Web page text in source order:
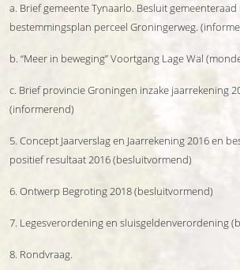
a. Brief gemeente Tynaarlo. Besluit
bestemmingsplan perceel Groningerweg.
b. “Meer in beweging” Voortgang Lage Wal
c. Brief provincie Groningen inzake jaarrekening
(informerend)
5. Concept Jaarverslag en Jaarrekening 2016 en
positief resultaat 2016 (besluitvormend)
6. Ontwerp Begroting 2018 (besluitvormend)
7. Legesverordening en sluisgeldenverordening
8. Rondvraag.